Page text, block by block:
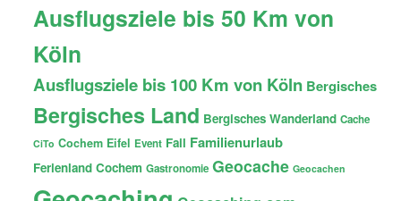
Ausflugsziele bis 50 Km von
Köln
Ausflugsziele bis 100 Km von Köln Bergisches
Bergisches Land Bergisches Wanderland Cache
CiTo Cochem Eifel Event Fail Familienurlaub
Ferienland Cochem Gastronomie Geocache Geocachen